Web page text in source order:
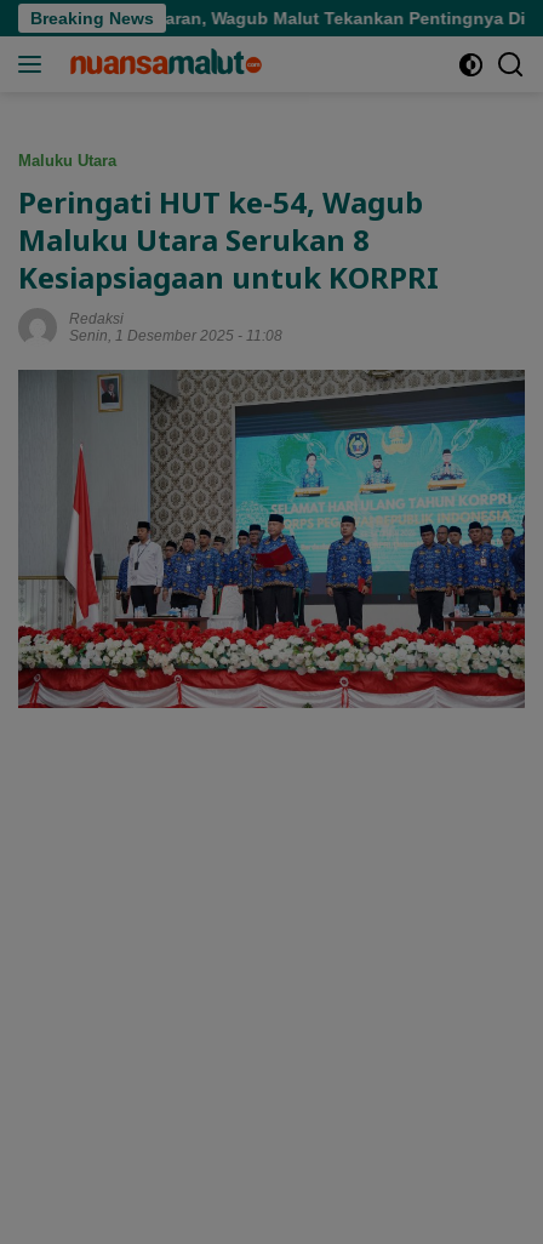
Langsung
ke
Breaking News
Sasaran, Wagub Malut Tekankan Pentingnya Digitalisasi
Maluku Utara
Peringati HUT ke-54, Wagub
Maluku Utara Serukan 8
Kesiapsiagaan untuk KORPRI
Redaksi
Senin, 1 Desember 2025 - 11:08